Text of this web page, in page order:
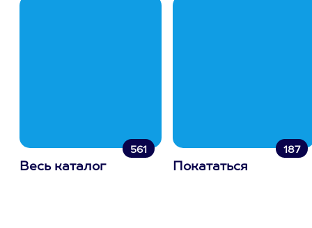
561
Весь каталог
187
Покататься